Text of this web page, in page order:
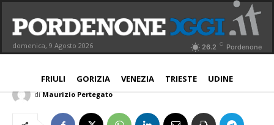
domenica, 9 Agosto 2026 26.2 C Pordenone
FRIULI GORIZIA VENEZIA TRIESTE UDINE
Comune, valorizzare Giovanni
Antonio “Il Pordenone”
PORDENONE
di Maurizio Pertegato